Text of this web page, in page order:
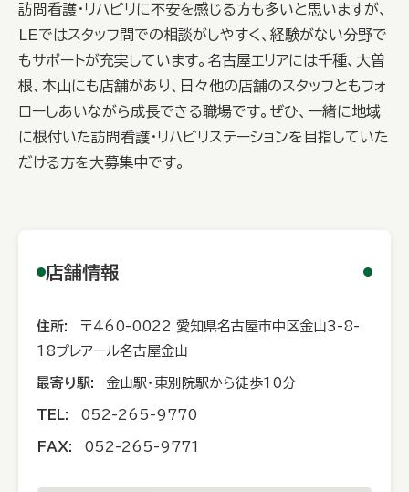
訪問看護・リハビリに不安を感じる方も多いと思いますが、
LEではスタッフ間での相談がしやすく、経験がない分野で
もサポートが充実しています。名古屋エリアには千種、大曽
根、本山にも店舗があり、日々他の店舗のスタッフともフォ
ローしあいながら成長できる職場です。ぜひ、一緒に地域
に根付いた訪問看護・リハビリステーションを目指していた
だける方を大募集中です。
店舗情報
住所:
〒460-0022 愛知県名古屋市中区金山3-8-
18プレアール名古屋金山
最寄り駅: 金山駅・東別院駅から徒歩10分
TEL: 052-265-9770
FAX: 052-265-9771